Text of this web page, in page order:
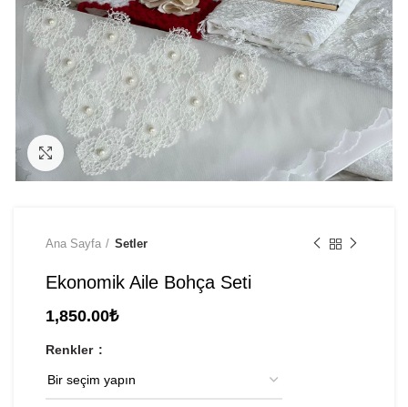
Click to enlarge
Ana Sayfa Setler
Ekonomik Aile Bohça Seti
1,850.00₺
Renkler